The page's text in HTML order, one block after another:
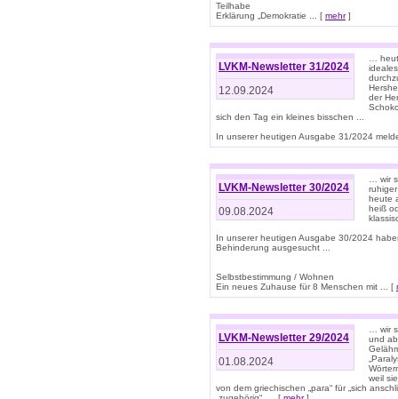
Teilhabe
Erklärung „Demokratie ... [ mehr]
LVKM-Newsletter 31/2024
12.09.2024
…
der
sich den Tag ein kleines bisschen ...
In unserer heutigen Ausgabe 31/2024
LVKM-Newsletter 30/2024
09.08.2024
… wir
heute
heiß
In unserer heutigen Ausgabe 30/2024
Behinderung ausgesucht ...
Selbstbestimmung / Wohnen
Ein neues Zuhause für 8 Menschen mit ... [
LVKM-Newsletter 29/2024
01.08.2024
… wir
und
weil
von dem griechischen „para“ für „sich